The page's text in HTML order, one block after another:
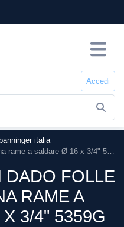
Accedi
banninger italia
a saldare Ø 16 x 3/4" 5359g
DADO FOLLE
RAME A
3/4" 5359G